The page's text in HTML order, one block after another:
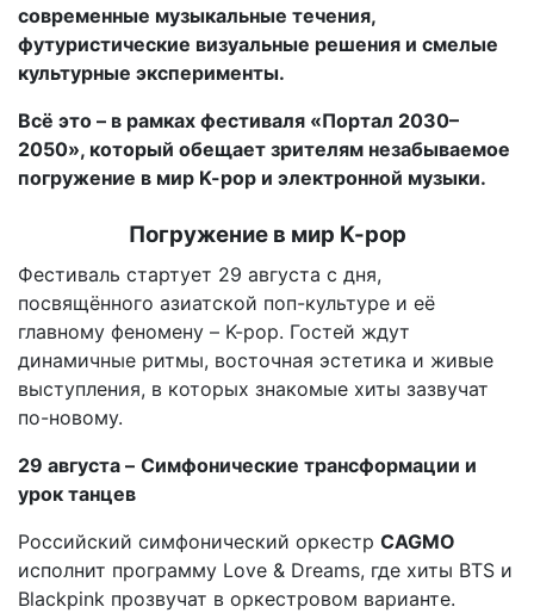
современные музыкальные течения,
футуристические визуальные решения и смелые
культурные эксперименты.
Всё это – в рамках фестиваля «Портал 2030–
2050», который обещает зрителям незабываемое
погружение в мир K-pop и электронной музыки.
Погружение в мир K-pop
Фестиваль стартует 29 августа с дня,
посвящённого азиатской поп-культуре и её
главному феномену – K-pop. Гостей ждут
динамичные ритмы, восточная эстетика и живые
выступления, в которых знакомые хиты зазвучат
по-новому.
29 августа – Симфонические трансформации и
урок танцев
Российский симфонический оркестр CAGMO
исполнит программу Love & Dreams, где хиты BTS и
Blackpink прозвучат в оркестровом варианте.